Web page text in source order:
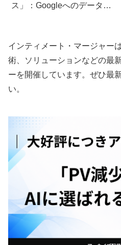
ス」：Googleへのデータ開
インティメート・マージャー
術、ソリューションなどの最
ーを開催しています。ぜひ最
い。